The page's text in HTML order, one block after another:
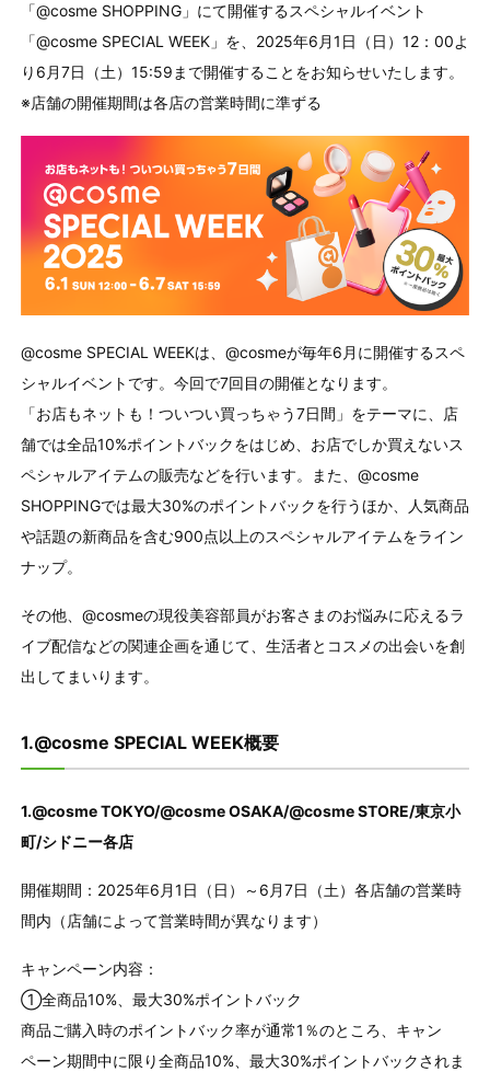
「@cosme SHOPPING」にて開催するスペシャルイベント
「@cosme SPECIAL WEEK」を、2025年6月1日（日）12：00よ
り6月7日（土）15:59まで開催することをお知らせいたします。
※店舗の開催期間は各店の営業時間に準ずる
@cosme SPECIAL WEEKは、@cosmeが毎年6月に開催するスペ
シャルイベントです。今回で7回目の開催となります。
「お店もネットも！ついつい買っちゃう7日間」をテーマに、店
舗では全品10%ポイントバックをはじめ、お店でしか買えないス
ペシャルアイテムの販売などを行います。また、@cosme
SHOPPINGでは最大30%のポイントバックを行うほか、人気商品
や話題の新商品を含む900点以上のスペシャルアイテムをライン
ナップ。
その他、@cosmeの現役美容部員がお客さまのお悩みに応えるラ
イブ配信などの関連企画を通じて、生活者とコスメの出会いを創
出してまいります。
1.@cosme SPECIAL WEEK概要
1.@cosme TOKYO/@cosme OSAKA/@cosme STORE/東京小
町/シドニー各店
開催期間：2025年6月1日（日）～6月7日（土）各店舗の営業時
間内（店舗によって営業時間が異なります）
キャンペーン内容：
①全商品10%、最大30%ポイントバック
商品ご購入時のポイントバック率が通常1％のところ、キャン
ペーン期間中に限り全商品10%、最大30%ポイントバックされま